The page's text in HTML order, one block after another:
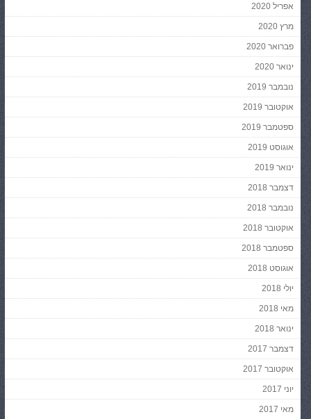
אפריל 2020
מרץ 2020
פברואר 2020
ינואר 2020
נובמבר 2019
אוקטובר 2019
ספטמבר 2019
אוגוסט 2019
ינואר 2019
דצמבר 2018
נובמבר 2018
אוקטובר 2018
ספטמבר 2018
אוגוסט 2018
יולי 2018
מאי 2018
ינואר 2018
דצמבר 2017
אוקטובר 2017
יוני 2017
מאי 2017